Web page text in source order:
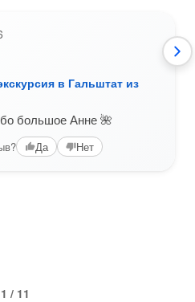
в Гальштат из
большое Анне 🌺
Да Нет
1 / 11